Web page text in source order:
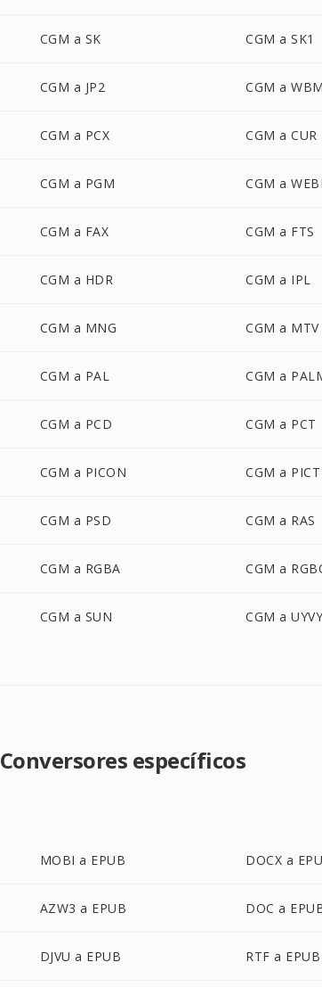
CGM a SK CGM a SK1
CGM a JP2 CGM a
CGM a PCX CGM a CUR
CGM a PGM CGM a
CGM a FAX CGM a FTS
CGM a HDR CGM a IPL
CGM a MNG CGM a MTV
CGM a PAL CGM a
CGM a PCD CGM a PCT
CGM a PICON CGM a PICT
CGM a PSD CGM a RAS
CGM a RGBA CGM a
CGM a SUN CGM a
Conversores específicos
MOBI a EPUB DOCX a
AZW3 a EPUB DOC a
DJVU a EPUB RTF a EPUB